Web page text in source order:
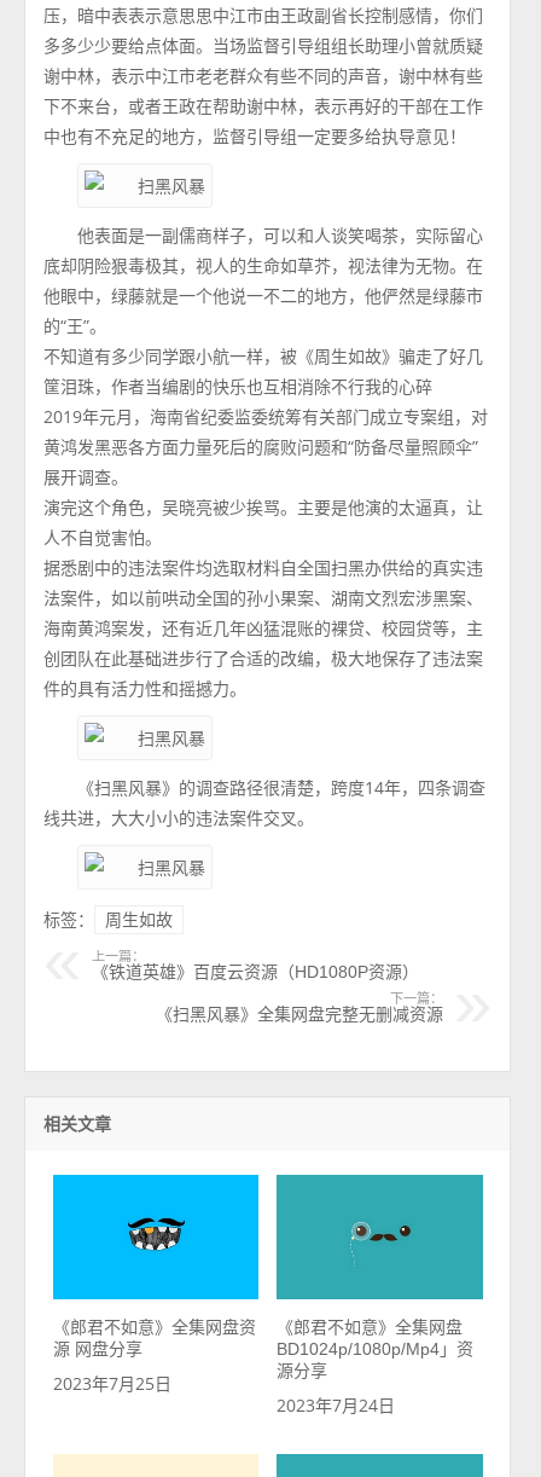
压，暗中表表示意思思中江市由王政副省长控制感情，你们
多多少少要给点体面。当场监督引导组组长助理小曾就质疑
谢中林，表示中江市老老群众有些不同的声音，谢中林有些
下不来台，或者王政在帮助谢中林，表示再好的干部在工作
中也有不充足的地方，监督引导组一定要多给执导意见！
他表面是一副儒商样子，可以和人谈笑喝茶，实际留心
底却阴险狠毒极其，视人的生命如草芥，视法律为无物。在
他眼中，绿藤就是一个他说一不二的地方，他俨然是绿藤市
的“王”。
不知道有多少同学跟小航一样，被《周生如故》骗走了好几
筐泪珠，作者当编剧的快乐也互相消除不行我的心碎
2019年元月，海南省纪委监委统筹有关部门成立专案组，对
黄鸿发黑恶各方面力量死后的腐败问题和“防备尽量照顾伞”
展开调查。
演完这个角色，吴晓亮被少挨骂。主要是他演的太逼真，让
人不自觉害怕。
据悉剧中的违法案件均选取材料自全国扫黑办供给的真实违
法案件，如以前哄动全国的孙小果案、湖南文烈宏涉黑案、
海南黄鸿案发，还有近几年凶猛混账的裸贷、校园贷等，主
创团队在此基础进步行了合适的改编，极大地保存了违法案
件的具有活力性和摇撼力。
《扫黑风暴》的调查路径很清楚，跨度14年，四条调查
线共进，大大小小的违法案件交叉。
标签： 周生如故
上一篇：
《铁道英雄》百度云资源（HD1080P资源）
下一篇：
《扫黑风暴》全集网盘完整无删减资源
相关文章
《郎君不如意》全集网盘资
源 网盘分享
2023年7月25日
《郎君不如意》全集网盘
BD1024p/1080p/Mp4」资
源分享
2023年7月24日